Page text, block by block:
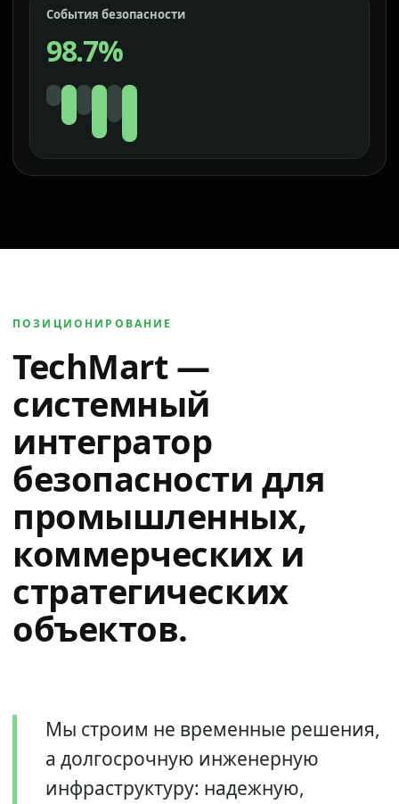
События безопасности
98.7%
ПОЗИЦИОНИРОВАНИЕ
TechMart —
системный
интегратор
безопасности для
промышленных,
коммерческих и
стратегических
объектов.
Мы строим не временные решения,
а долгосрочную инженерную
инфраструктуру: надежную,